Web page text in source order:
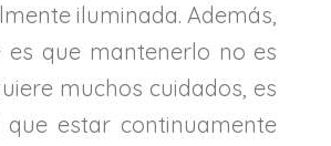
iluminada. Además,
que mantenerlo no es
muchos cuidados, es
estar continuamente